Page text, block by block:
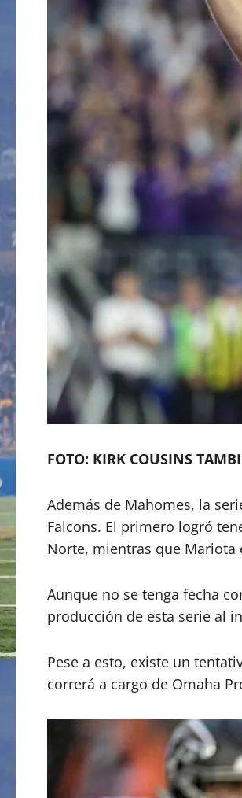
FOTO: KIRK COUSINS
Además de Mahomes, la
Falcons. El primero logró
Norte, mientras que
Aunque no se tenga fecha
producción de esta serie al
Pese a esto, existe un
correrá a cargo de Omaha